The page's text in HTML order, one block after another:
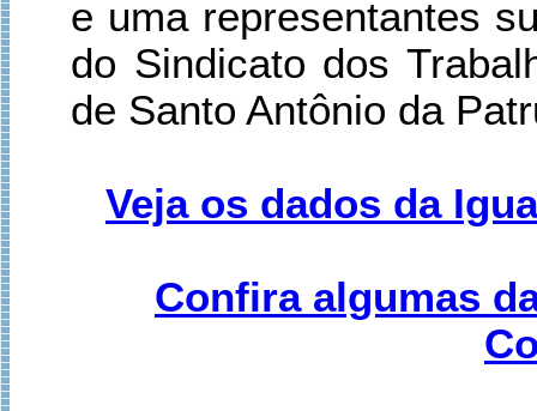
e uma representantes
do Sindicato dos
de Santo Antônio da
Veja os dados da
Confira algumas